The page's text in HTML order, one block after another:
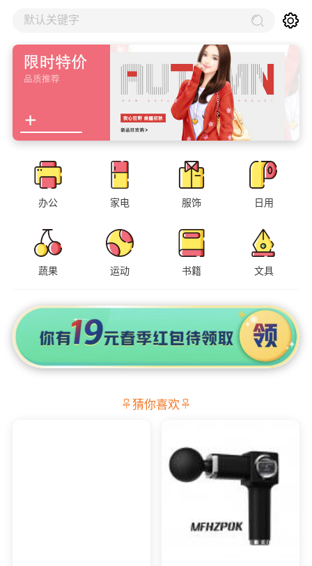
默认关键字
办公 家电 服饰 日用
蔬果 运动 书籍 文具
猜你喜欢